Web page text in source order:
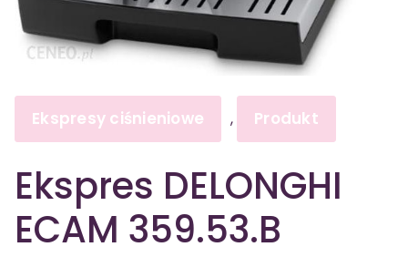
Ekspresy ciśnieniowe , Produkt
Ekspres DELONGHI
ECAM 359.53.B